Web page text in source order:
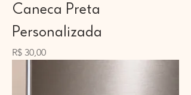
Caneca Preta
Personalizada
Preço
R$ 30,00